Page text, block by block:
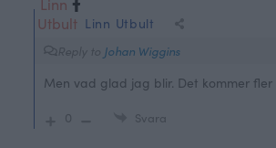
Linn Utbult
Reply to Johan Wiggins
Men vad glad jag blir. Det kommer
0
Svara